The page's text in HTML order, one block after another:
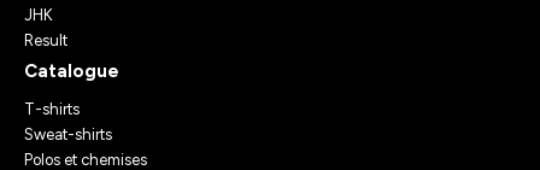
JHK
Result
Catalogue
T-shirts
Sweat-shirts
Polos et chemises